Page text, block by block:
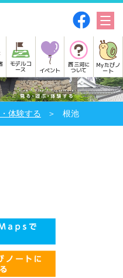
モデルコ
ース イベント
西三河に
ついて
Myたびノ
ート
体験する 根池